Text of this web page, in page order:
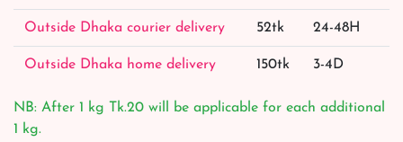
Outside Dhaka courier delivery 52tk 24-48H
Outside Dhaka home delivery 150tk 3-4D
NB: After 1 kg Tk.20 will be applicable for each additional
1 kg.